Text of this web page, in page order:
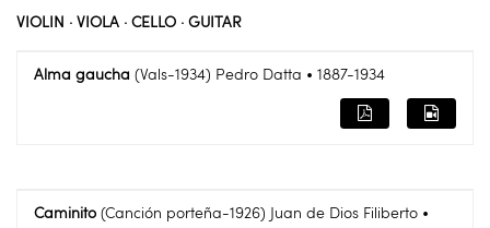
VIOLIN · VIOLA · CELLO · GUITAR
Alma gaucha (Vals-1934) Pedro Datta • 1887-1934
Caminito (Canción porteña-1926) Juan de Dios Filiberto •